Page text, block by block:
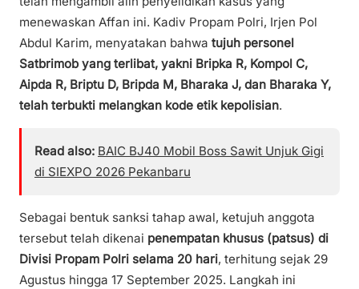
menewaskan Affan ini. Kadiv Propam Polri, Irjen Pol
Abdul Karim, menyatakan bahwa tujuh personel
Satbrimob yang terlibat, yakni Bripka R, Kompol C,
Aipda R, Briptu D, Bripda M, Bharaka J, dan Bharaka Y,
telah terbukti melangkan kode etik kepolisian.
Read also: BAIC BJ40 Mobil Boss Sawit Unjuk Gigi
di SIEXPO 2026 Pekanbaru
Sebagai bentuk sanksi tahap awal, ketujuh anggota
tersebut telah dikenai penempatan khusus (patsus) di
Divisi Propam Polri selama 20 hari, terhitung sejak 29
Agustus hingga 17 September 2025. Langkah ini